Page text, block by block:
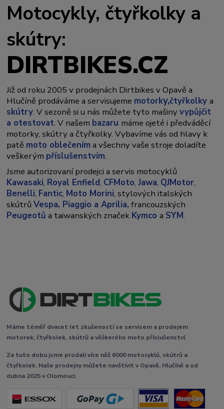
Motocykly, čtyřkolky a
skútry:
DIRTBIKES.CZ
Již od roku 2005 v prodejnách Dirtbikes v Opavě a
Hlučíně prodáváme a servisujeme motorky,čtyřkolkya
skútry. V sezoně si u nás můžete tyto mašinyvypůjčit
a otestovat. V našem bazaru máme ojeté i předváděcí
motorky, skútry a čtyřkolky. Vybavíme vás od hlavy k
patě moto oblečením a všechny vaše stroje doladíte
veškerým příslušenstvím.
Jsme autorizovaní prodejci a servis motocyklů
Kawasaki, Royal Enfield, CFMoto,Jawa, QJMotor,
Benelli, Fantic, Moto Morini, stylových italských
skútrůVespa, Piaggio a Aprilia, francouzských
Peugeotů a taiwanských značek Kymcoa SYM.
Máme téměř dvacet let zkušeností se servisem a prodejem
motorek, čtyřkolek, skútrů a věškerého moto příslušenství.
Za tuto dobu jsme prodali více něž 6000 motocyklů, skútrů a
čtyřkolek. Naše prodejny můžete navštívit v Opavě, Hlučíně a od
dubna 2025 v Olomouci.